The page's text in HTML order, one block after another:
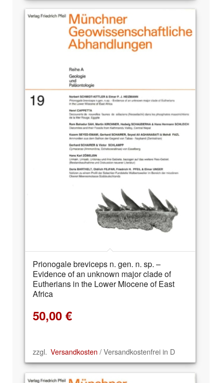
Prionogale breviceps n. gen. n. sp. –
Evidence of an unknown major clade of
Eutherians in the Lower Miocene of East
Africa
50,00 €
zzgl. Versandkosten / Versandkostenfrei in D